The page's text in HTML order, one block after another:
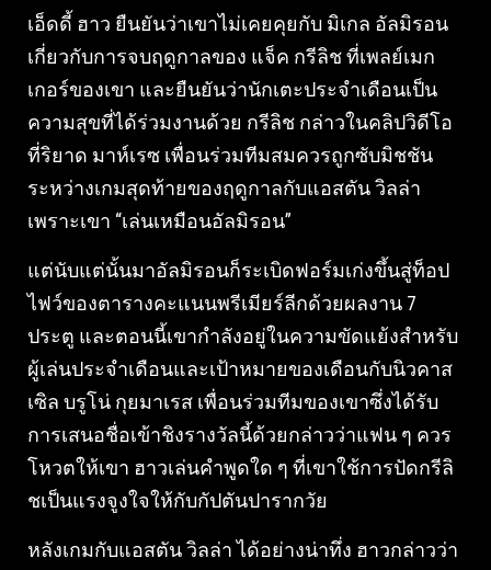
เอ็ดดี้ ฮาว ยืนยันว่าเขาไม่เคยคุยกับ มิเกล อัลมิรอน
เกี่ยวกับการจบฤดูกาลของ แจ็ค กรีลิช ที่เพลย์เมก
เกอร์ของเขา และยืนยันว่านักเตะประจําเดือนเป็น
ความสุขที่ได้ร่วมงานด้วย กรีลิช กล่าวในคลิปวิดีโอ
ที่ริยาด มาห์เรซ เพื่อนร่วมทีมสมควรถูกซับมิชชัน
ระหว่างเกมสุดท้ายของฤดูกาลกับแอสตัน วิลล่า
เพราะเขา “เล่นเหมือนอัลมิรอน”
แต่นับแต่นั้นมาอัลมิรอนก็ระเบิดฟอร์มเก่งขึ้นสู่ท็อป
ไฟว์ของตารางคะแนนพรีเมียร์ลีกด้วยผลงาน 7
ประตู และตอนนี้เขากําลังอยู่ในความขัดแย้งสําหรับ
ผู้เล่นประจําเดือนและเป้าหมายของเดือนกับนิวคาส
เซิล บรูโน่ กุยมาเรส เพื่อนร่วมทีมของเขาซึ่งได้รับ
การเสนอชื่อเข้าชิงรางวัลนี้ด้วยกล่าวว่าแฟน ๆ ควร
โหวตให้เขา ฮาวเล่นคําพูดใด ๆ ที่เขาใช้การปัดกรีลิ
ชเป็นแรงจูงใจให้กับกัปตันปารากวัย
หลังเกมกับแอสตัน วิลล่า ได้อย่างน่าทึ่ง ฮาวกล่าวว่า